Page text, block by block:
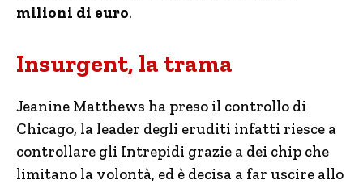
milioni di euro.
Insurgent, la trama
Jeanine Matthews ha preso il controllo di
Chicago, la leader degli eruditi infatti riesce a
controllare gli Intrepidi grazie a dei chip che
limitano la volontà, ed è decisa a far uscire allo